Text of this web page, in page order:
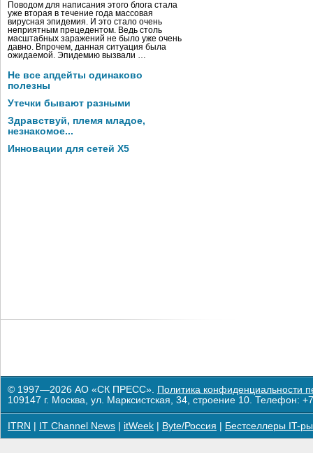
Поводом для написания этого блога стала
уже вторая в течение года массовая
вирусная эпидемия. И это стало очень
неприятным прецедентом. Ведь столь
масштабных заражений не было уже очень
давно. Впрочем, данная ситуация была
ожидаемой. Эпидемию вызвали …
Не все апдейты одинаково
полезны
Утечки бывают разными
Здравствуй, племя младое,
незнакомое...
Инновации для сетей X5
© 1997—2026 АО «СК ПРЕСС». Политика конфиденциальности
109147 г. Москва, ул. Марксистская, 34, строение 10. Телефон:
ITRN IT Channel News itWeek Byte/Россия Бестселлеры IT-